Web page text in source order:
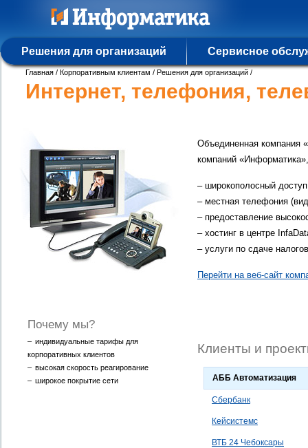
Решения для организаций Сервисное
Главная / Корпоративным клиентам / Решения для организаций /
Интернет, телефония,
Почему мы?
– индивидуальные тарифы для
корпоративных клиентов
– высокая скорость реагирование
– широкое покрытие сети
Объединенная компания
компаний
– широкополосный
– местная телефония
– предоставление
– хостинг в центре
– услуги по сдаче
Перейти на веб-сайт
Клиенты и
АББ Автоматизация
Сбербанк
Кейсистемс
ВТБ 24 Чебоксары